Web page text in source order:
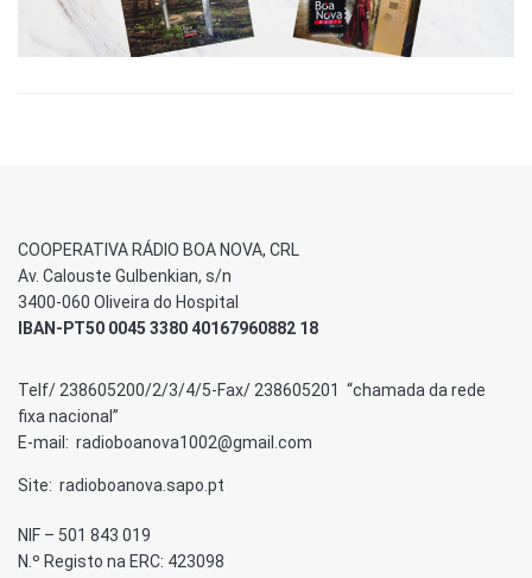
COOPERATIVA RÁDIO BOA NOVA, CRL
Av. Calouste Gulbenkian, s/n
3400-060 Oliveira do Hospital
IBAN-PT50 0045 3380 40167960882 18
Telf/ 238605200/2/3/4/5-Fax/ 238605201 “chamada da rede
fixa nacional”
E-mail: radioboanova1002@gmail.com
Site: radioboanova.sapo.pt
NIF – 501 843 019
N.º Registo na ERC: 423098